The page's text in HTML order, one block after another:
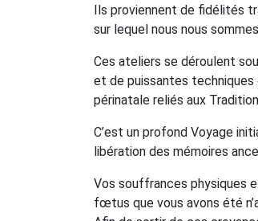
Ils proviennent de fidélités
sur lequel nous nous
Ces ateliers se déroulent
et de puissantes
périnatale reliés aux
C’est un profond Voyage
libération des mémoires
Vos souffrances physiques
fœtus que vous avons été